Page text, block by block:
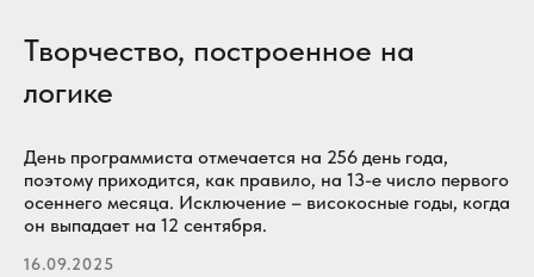
Творчество, построенное на
логике
День программиста отмечается на 256 день года,
поэтому приходится, как правило, на 13-е число первого
осеннего месяца. Исключение – високосные годы, когда
он выпадает на 12 сентября.
16.09.2025